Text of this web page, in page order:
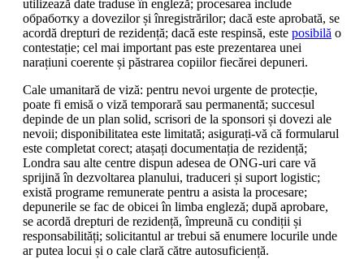
utilizează date traduse în engleză; procesarea include
обработку a dovezilor și înregistrărilor; dacă este aprobată, se
acordă drepturi de rezidență; dacă este respinsă, este posibilă o
contestație; cel mai important pas este prezentarea unei
narațiuni coerente și păstrarea copiilor fiecărei depuneri.
Cale umanitară de viză: pentru nevoi urgente de protecție,
poate fi emisă o viză temporară sau permanentă; succesul
depinde de un plan solid, scrisori de la sponsori și dovezi ale
nevoii; disponibilitatea este limitată; asigurați-vă că formularul
este completat corect; atașați documentația de rezidență;
Londra sau alte centre dispun adesea de ONG-uri care vă
sprijină în dezvoltarea planului, traduceri și suport logistic;
există programe remunerate pentru a asista la procesare;
depunerile se fac de obicei în limba engleză; după aprobare,
se acordă drepturi de rezidență, împreună cu condiții și
responsabilități; solicitantul ar trebui să enumere locurile unde
ar putea locui și o cale clară către autosuficiență.